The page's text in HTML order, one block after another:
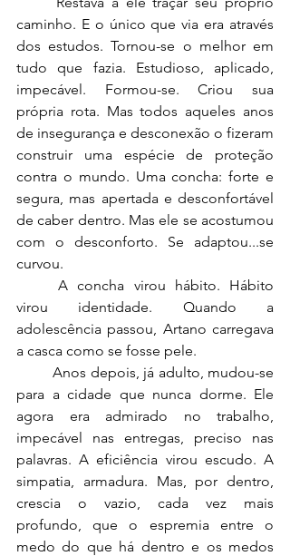
caminho. E o único que via era através
dos estudos. Tornou-se o melhor em
tudo que fazia. Estudioso, aplicado,
impecável. Formou-se. Criou sua
própria rota. Mas todos aqueles anos
de insegurança e desconexão o fizeram
construir uma espécie de proteção
contra o mundo. Uma concha: forte e
segura, mas apertada e desconfortável
de caber dentro. Mas ele se acostumou
com o desconforto. Se adaptou...se
curvou.
	A concha virou hábito. Hábito
virou identidade. Quando a
adolescência passou, Artano carregava
a casca como se fosse pele.
	Anos depois, já adulto, mudou-se
para a cidade que nunca dorme. Ele
agora era admirado no trabalho,
impecável nas entregas, preciso nas
palavras. A eficiência virou escudo. A
simpatia, armadura. Mas, por dentro,
crescia o vazio, cada vez mais
profundo, que o espremia entre o
medo do que há dentro e os medos